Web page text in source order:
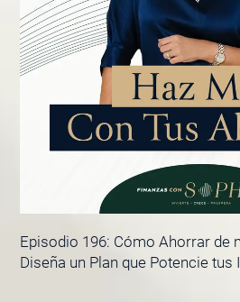
Episodio 196: Cómo Ahorrar de
Diseña un Plan que Potencie tus